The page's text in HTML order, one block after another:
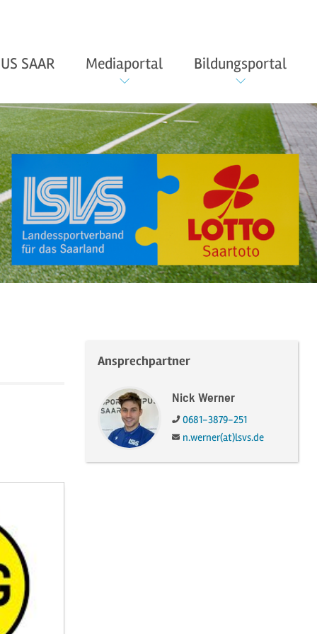
SAAR Mediaportal Bildungsportal
Ansprechpartner
Nick Werner
Telefon:
0681-3879-251
E-Mail:
n.werner(at)lsvs.de